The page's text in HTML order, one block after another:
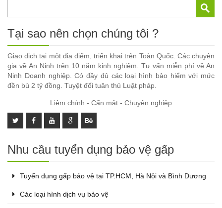
Tại sao nên chọn chúng tôi ?
Giao dịch tại một địa điểm, triển khai trên Toàn Quốc. Các chuyên
gia về An Ninh trên 10 năm kinh nghiệm. Tư vấn miễn phí về An
Ninh Doanh nghiệp. Có đầy đủ các loại hình bảo hiểm với mức
đền bù 2 tỷ đồng. Tuyệt đối tuân thủ Luật pháp.
Liêm chính - Cẩn mật - Chuyên nghiệp
Nhu cầu tuyển dụng bảo vệ gấp
Tuyển dụng gấp bảo vệ tại TP.HCM, Hà Nội và Bình Dương
Các loại hình dịch vụ bảo vệ